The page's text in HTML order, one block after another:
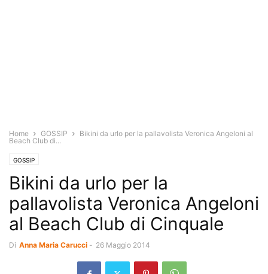
Home GOSSIP
Bikini da urlo per la pallavolista Veronica Angeloni al
Beach Club di...
GOSSIP
Bikini da urlo per la
pallavolista Veronica Angeloni
al Beach Club di Cinquale
Di Anna Maria Carucci - 26 Maggio 2014